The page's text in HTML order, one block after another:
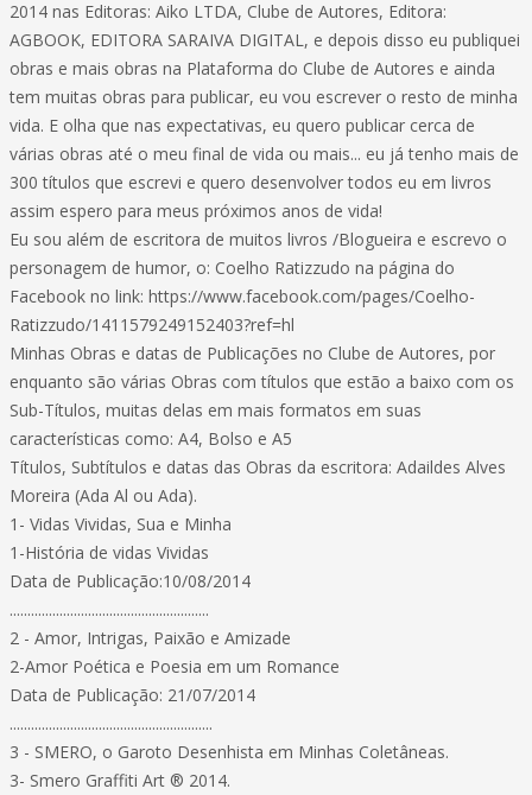
2014 nas Editoras: Aiko LTDA, Clube de Autores, Editora:
AGBOOK, EDITORA SARAIVA DIGITAL, e depois disso eu publiquei
obras e mais obras na Plataforma do Clube de Autores e ainda
tem muitas obras para publicar, eu vou escrever o resto de minha
vida. E olha que nas expectativas, eu quero publicar cerca de
várias obras até o meu final de vida ou mais... eu já tenho mais de
300 títulos que escrevi e quero desenvolver todos eu em livros
assim espero para meus próximos anos de vida!
Eu sou além de escritora de muitos livros /Blogueira e escrevo o
personagem de humor, o: Coelho Ratizzudo na página do
Facebook no link: https://www.facebook.com/pages/Coelho-
Ratizzudo/1411579249152403?ref=hl
Minhas Obras e datas de Publicações no Clube de Autores, por
enquanto são várias Obras com títulos que estão a baixo com os
Sub-Títulos, muitas delas em mais formatos em suas
características como: A4, Bolso e A5
Títulos, Subtítulos e datas das Obras da escritora: Adaildes Alves
Moreira (Ada Al ou Ada).
1- Vidas Vividas, Sua e Minha
1-História de vidas Vividas
Data de Publicação:10/08/2014
........................................................
2 - Amor, Intrigas, Paixão e Amizade
2-Amor Poética e Poesia em um Romance
Data de Publicação: 21/07/2014
.........................................................
3 - SMERO, o Garoto Desenhista em Minhas Coletâneas.
3- Smero Graffiti Art ® 2014.